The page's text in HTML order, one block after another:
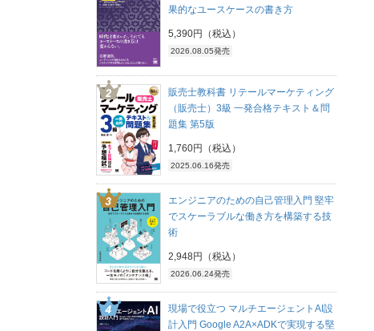
果的なユースケースの書き方
5,390円（税込）
2026.08.05発売
販売士教科書 リテールマーケティング
（販売士）3級 一発合格テキスト＆問
題集 第5版
1,760円（税込）
2025.06.16発売
エンジニアのための自己管理入門 堅牢
でスケーラブルな働き方を構築する技
術
2,948円（税込）
2026.06.24発売
現場で役立つ マルチエージェントAI設
計入門 Google A2A×ADKで実現する堅